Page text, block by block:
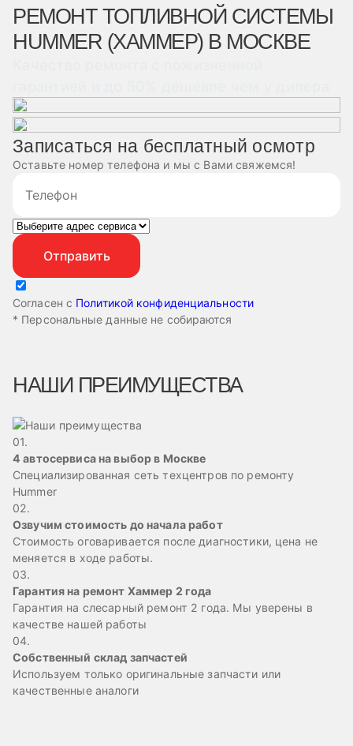
РЕМОНТ ТОПЛИВНОЙ СИСТЕМЫ
HUMMER (ХАММЕР) В МОСКВЕ
Записаться на бесплатный осмотр
Оставьте номер телефона и мы с Вами свяжемся!
Согласен с Политикой конфиденциальности
* Персональные данные не собираются
НАШИ ПРЕИМУЩЕСТВА
01.
4 автосервиса на выбор в Москве
Специализированная сеть техцентров по ремонту
Hummer
02.
Озвучим стоимость до начала работ
Стоимость оговаривается после диагностики, цена не
меняется в ходе работы.
03.
Гарантия на ремонт Хаммер 2 года
Гарантия на слесарный ремонт 2 года. Мы уверены в
качестве нашей работы
04.
Собственный склад запчастей
Используем только оригинальные запчасти или
качественные аналоги